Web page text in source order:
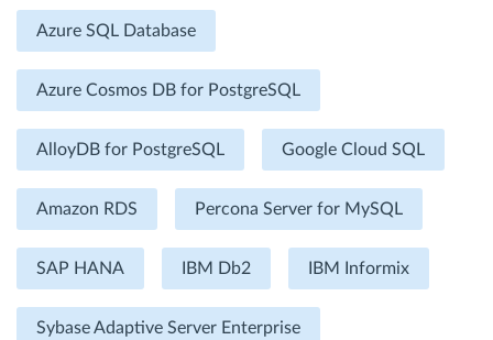
Azure SQL Database
Azure Cosmos DB for PostgreSQL
AlloyDB for PostgreSQL Google Cloud SQL
Amazon RDS Percona Server for MySQL
SAP HANA IBM Db2 IBM Informix
Sybase Adaptive Server Enterprise